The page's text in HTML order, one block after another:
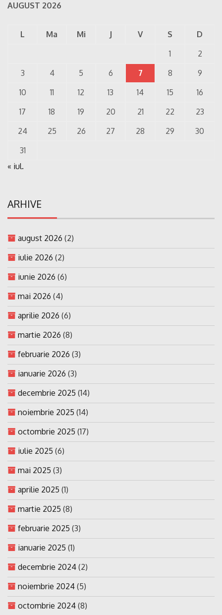
AUGUST 2026
L Ma Mi J V S
D
1
2
3
4 5 6 7 8
9
10
11 12 13 14 15
16
17
18 19 20 21 22
23
24
25 26 27 28 29
30
31
« iul.
ARHIVE
august 2026 (2)
iulie 2026 (2)
iunie 2026 (6)
mai 2026 (4)
aprilie 2026 (6)
martie 2026 (8)
februarie 2026 (3)
ianuarie 2026 (3)
decembrie 2025 (14)
noiembrie 2025 (14)
octombrie 2025 (17)
iulie 2025 (6)
mai 2025 (3)
aprilie 2025 (1)
martie 2025 (8)
februarie 2025 (3)
ianuarie 2025 (1)
decembrie 2024 (2)
noiembrie 2024 (5)
octombrie 2024 (8)